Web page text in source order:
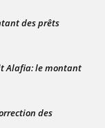
des prêts
Alafia: le montant
des